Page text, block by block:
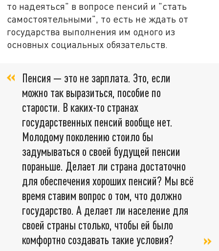
то надеяться" в вопросе пенсий и "стать
самостоятельными", то есть не ждать от
государства выполнения им одного из
основных социальных обязательств.
Пенсия — это не зарплата. Это, если
можно так выразиться, пособие по
старости. В каких-то странах
государственных пенсий вообще нет.
Молодому поколению стоило бы
задумываться о своей будущей пенсии
пораньше. Делает ли страна достаточно
для обеспечения хороших пенсий? Мы всё
время ставим вопрос о том, что должно
государство. А делает ли население для
своей страны столько, чтобы ей было
комфортно создавать такие условия?